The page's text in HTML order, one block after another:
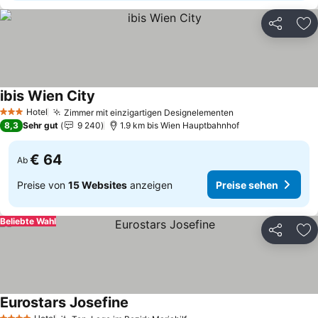
Teilen
3 SterneHotel Zimmer mit einzigartigen Designelementen
ibis Wien City
8,3 Sehr gut 9 240 1.9 km bis Wien Hauptbahnhof
Ab € 64
Preise von 15 Websites anzeigen Preise sehen
Teilen
Beliebte Wahl
Eurostars Josefine